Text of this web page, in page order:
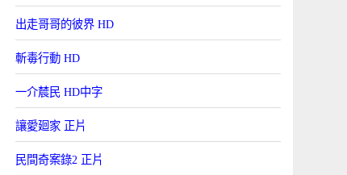
出走哥哥的彼界 HD
斬毒行動 HD
一介辳民 HD中字
讓愛廻家 正片
民間奇案錄2 正片